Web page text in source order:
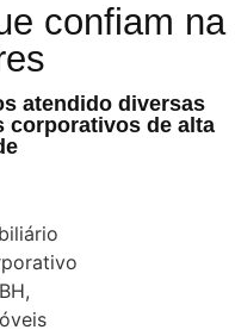
confiam na
atendido diversas
corporativos de alta